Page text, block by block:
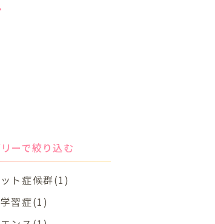
ーで絞り込む
ト症候群(1)
習症(1)